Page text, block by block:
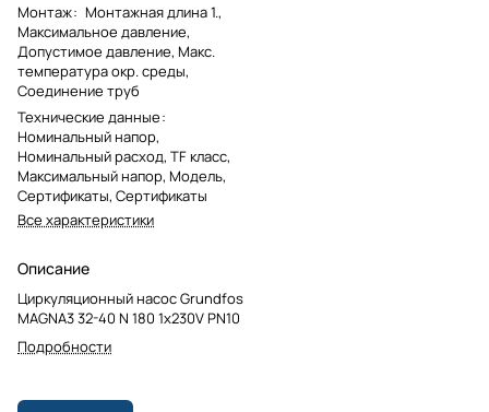
Монтаж: Монтажная длина 1.,
Максимальное давление,
Допустимое давление, Макс.
температура окр. среды,
Соединение труб
Технические данные:
Номинальный напор,
Номинальный расход, TF класс,
Максимальный напор, Модель,
Сертификаты, Сертификаты
Все характеристики
Описание
Циркуляционный насос Grundfos
MAGNA3 32-40 N 180 1x230V PN10
Подробности